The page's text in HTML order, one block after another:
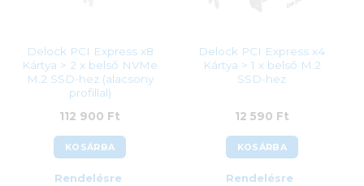
Delock PCI Express x8
Kártya > 2 x belső NVMe
M.2 SSD-hez (alacsony
profillal)
112 900 Ft
KOSÁRBA
Rendelésre
Delock PCI Express x4
Kártya > 1 x belső M.2
SSD-hez
12 590 Ft
KOSÁRBA
Rendelésre